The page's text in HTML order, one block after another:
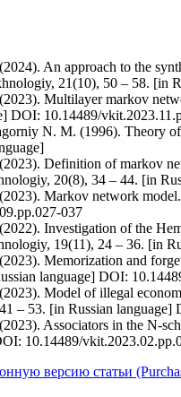
An approach to the
21(10), 50 – 58. [in
Multilayer markov
DOI: 10.14489/
N. M. (1996). Theory
Definition of markov
20(8), 34 – 44. [in
Markov network
037
Investigation of the
19(11), 24 – 36. [in
Memorization and
language] DOI:
Model of illegal
– 53. [in Russian
Associators in the N-
10.14489/
версию статьи